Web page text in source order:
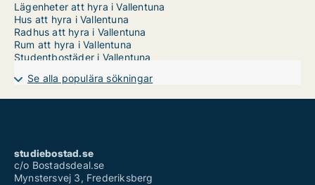
Lägenheter att hyra i Vallentuna
Hus att hyra i Vallentuna
Radhus att hyra i Vallentuna
Rum att hyra i Vallentuna
Studentbostäder i Vallentuna
Se alla populära sökningar
studiebostad.se
c/o Bostadsdeal.se
Mynstersvej 3, Frederiksberg